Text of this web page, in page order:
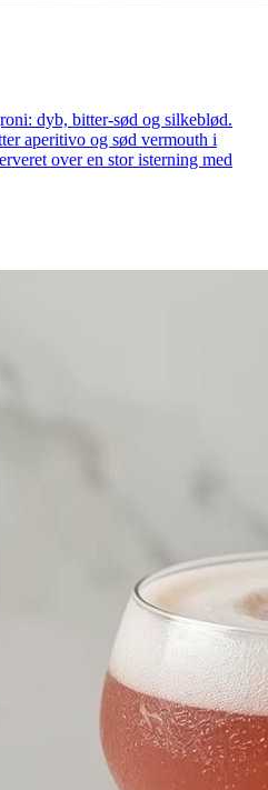
dyb, bitter-sød og silkeblød.
aperitivo og sød vermouth i
over en stor isterning med